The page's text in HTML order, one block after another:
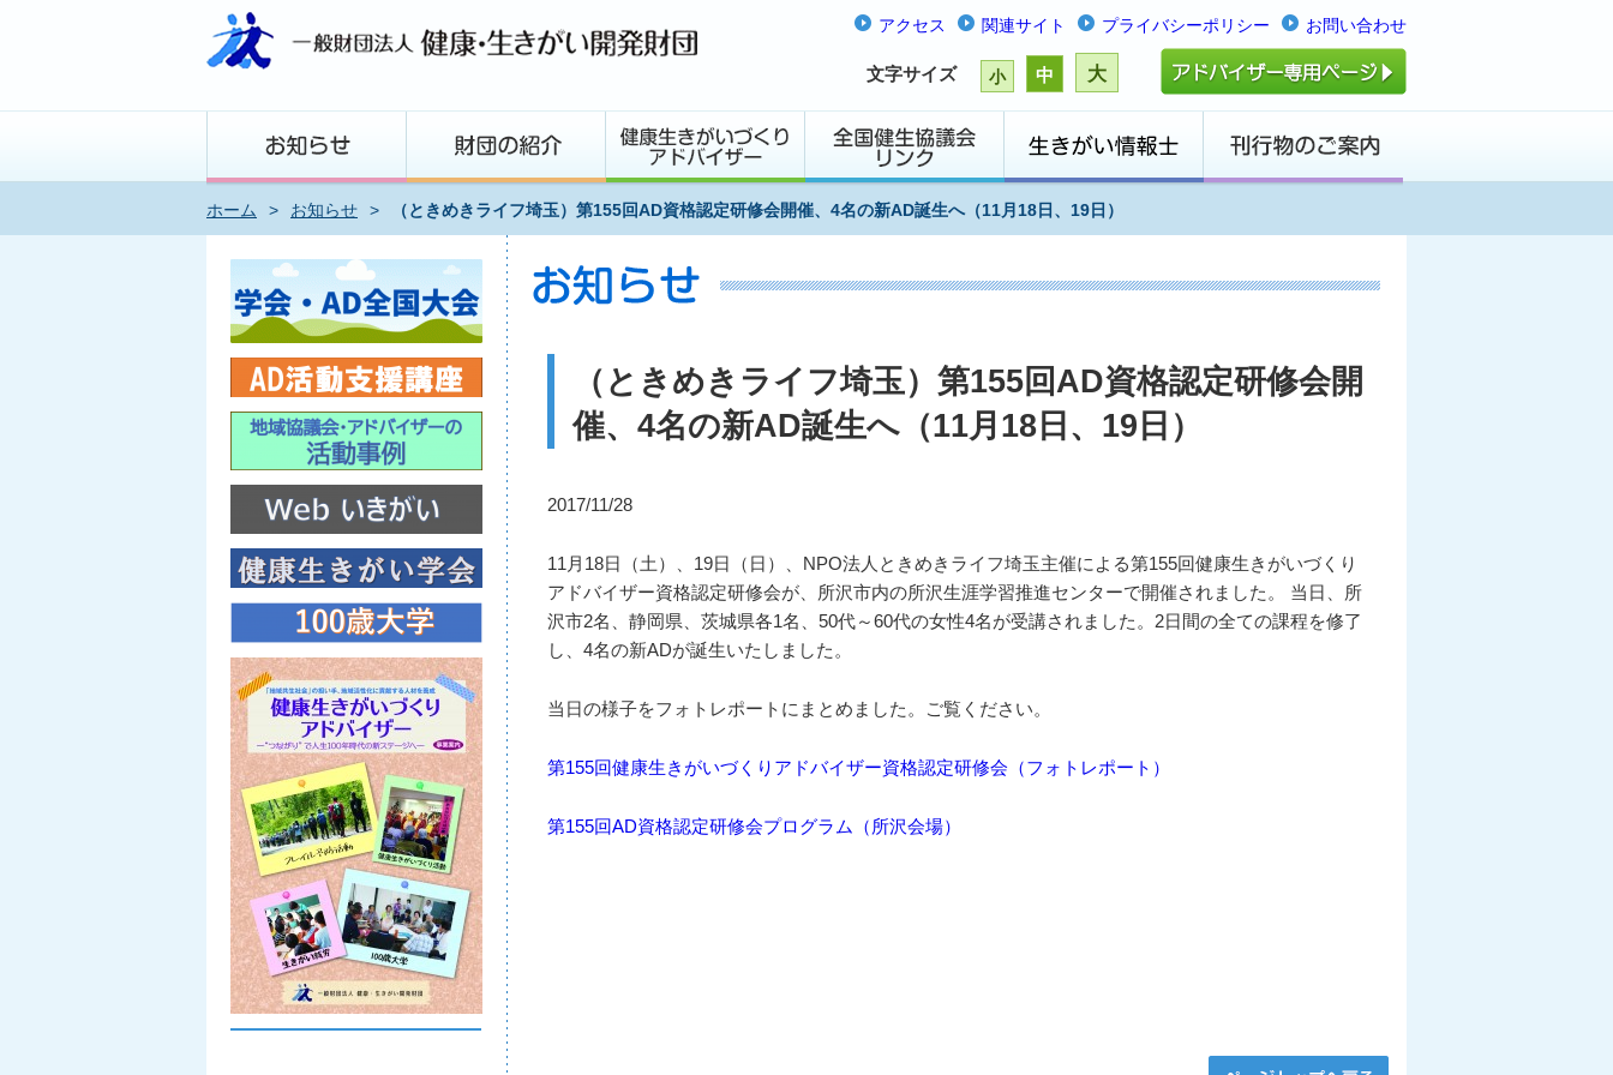
お問い合わせ
プライバシーポリシー
関連サイト
アクセス
文字サイズ 小 中 大
ホーム > お知らせ > （ときめきライフ埼玉）第155回AD資格認定研修会開催、4名の新AD誕生へ（11月18日、19日）
（ときめきライフ埼玉）第155回AD資格認定研修会開
催、4名の新AD誕生へ（11月18日、19日）
2017/11/28
11月18日（土）、19日（日）、NPO法人ときめきライフ埼玉主催による第155回健康生きがいづくり
アドバイザー資格認定研修会が、所沢市内の所沢生涯学習推進センターで開催されました。 当日、所
沢市2名、静岡県、茨城県各1名、50代～60代の女性4名が受講されました。2日間の全ての課程を修了
し、4名の新ADが誕生いたしました。
当日の様子をフォトレポートにまとめました。ご覧ください。
第155回健康生きがいづくりアドバイザー資格認定研修会（フォトレポート）
第155回AD資格認定研修会プログラム（所沢会場）